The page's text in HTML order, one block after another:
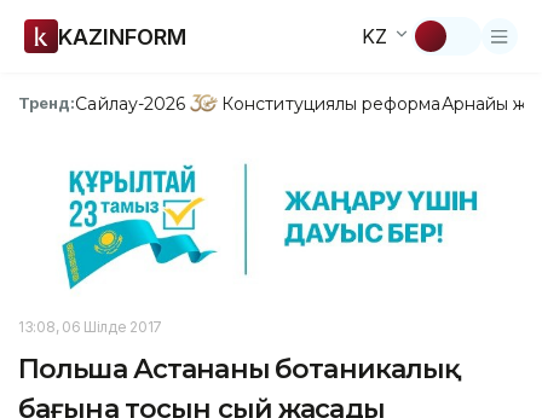
KAZINFORM KZ
Тренд:Сайлау-2026 Конституциялық реформаАрнайы
13:08, 06 Шілде 2017
Польша Астананың ботаникалық
бағына тосын сый жасады